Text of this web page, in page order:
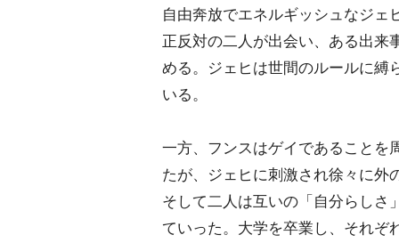
自由奔放でエネルギッシュなジェ
正反対の二人が出会い、ある出来
める。ジェヒは世間のルールに縛
いる。
一方、フンスはゲイであることを
たが、ジェヒに刺激され徐々に外
そして二人は互いの「自分らしさ
ていった。大学を卒業し、それぞ